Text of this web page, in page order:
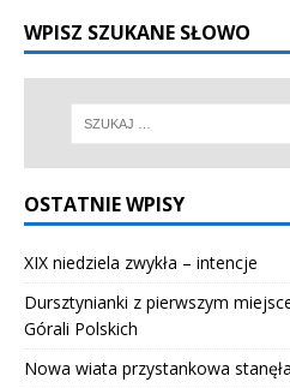
WPISZ SZUKANE SŁOWO
OSTATNIE WPISY
XIX niedziela zwykła – intencje
Dursztynianki z pierwszym
Górali Polskich
Nowa wiata przystankowa